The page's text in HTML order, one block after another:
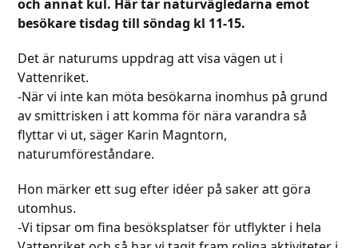
och annat kul. Här tar naturvägledarna emot
besökare tisdag till söndag kl 11-15.
Det är naturums uppdrag att visa vägen ut i
Vattenriket.
-När vi inte kan möta besökarna inomhus på grund
av smittrisken i att komma för nära varandra så
flyttar vi ut, säger Karin Magntorn,
naturumföreståndare.
Hon märker ett sug efter idéer på saker att göra
utomhus.
-Vi tipsar om fina besöksplatser för utflykter i hela